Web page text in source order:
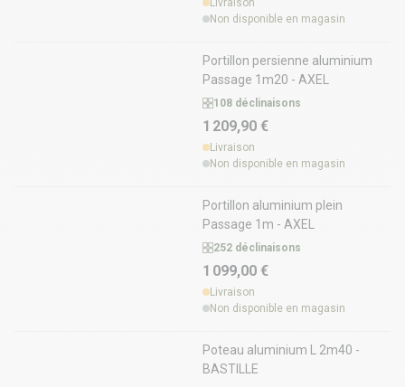
Non disponible en magasin
Portillon persienne aluminium
Passage 1m20 - AXEL
108 déclinaisons
1 209,90 €
Livraison
Non disponible en magasin
Portillon aluminium plein
Passage 1m - AXEL
252 déclinaisons
1 099,00 €
Livraison
Non disponible en magasin
Poteau aluminium L 2m40 -
BASTILLE